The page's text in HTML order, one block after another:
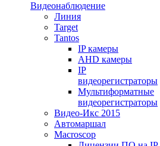
Видеонаблюдение
Линия
Target
Tantos
IP камеры
AHD камеры
IP
видеорегистраторы
Мультиформатные
видеорегистраторы
Видео-Икс 2015
Автомаршал
Macroscop